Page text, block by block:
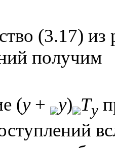
(3.17) из
получим
(y+ y) Ty